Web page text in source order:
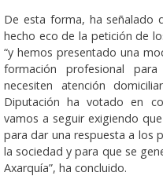
De esta forma, ha señalado
hecho eco de la petición de
“y hemos presentado una
formación profesional
necesiten atención
Diputación ha votado en
vamos a seguir exigiendo
para dar una respuesta a los
la sociedad y para que se
Axarquía”, ha concluido.